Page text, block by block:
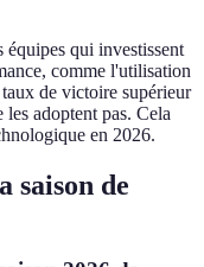
équipes qui investissent
comme l'utilisation
de victoire supérieur
adoptent pas. Cela
en 2026.
saison de